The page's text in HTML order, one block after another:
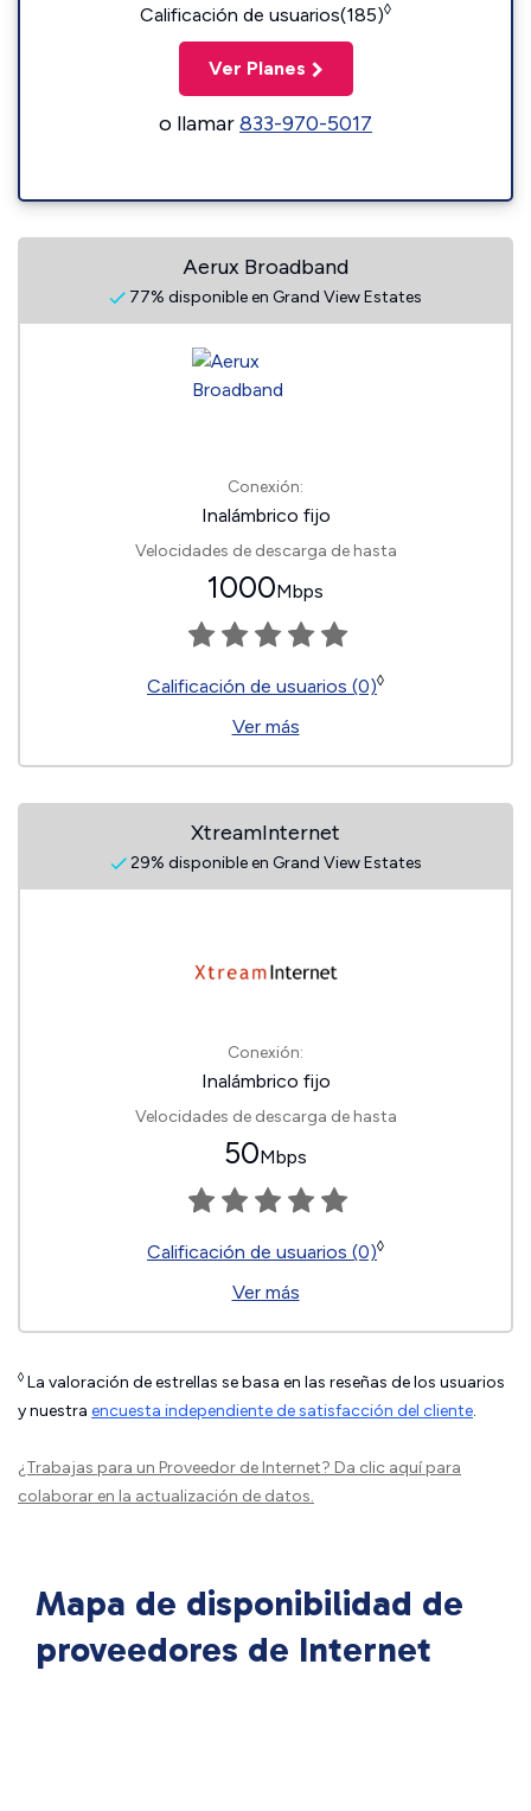
Calificación de usuarios(185)◊
Ver Planes
o llamar833-970-5017
Aerux Broadband
77% disponible en Grand View Estates
Conexión:
Inalámbrico fijo
Velocidades de descarga de hasta
1000Mbps
Calificación de usuarios (0)◊
Ver más
XtreamInternet
29% disponible en Grand View Estates
Conexión:
Inalámbrico fijo
Velocidades de descarga de hasta
50Mbps
Calificación de usuarios (0)◊
Ver más
◊ La valoración de estrellas se basa en las reseñas de los usuarios
y nuestra encuesta independiente de satisfacción del cliente.
¿Trabajas para un Proveedor de Internet? Da clic aquípara
colaborar en la actualización de datos.
Mapa de disponibilidad de
proveedores de Internet